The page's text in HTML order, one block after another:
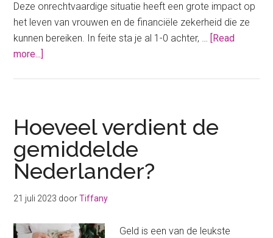
Deze onrechtvaardige situatie heeft een grote impact op
het leven van vrouwen en de financiële zekerheid die ze
kunnen bereiken. In feite sta je al 1-0 achter, …
[Read
more...]
en
vrouwen:
we
staan
voor
uitdaging
Hoeveel verdient de
gemiddelde
Nederlander?
21 juli 2023 doorTiffany
Geld is een van de leukste